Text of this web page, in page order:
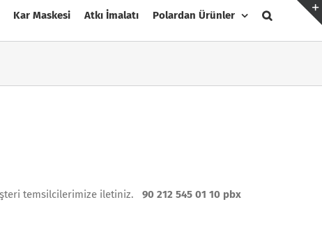
Kar Maskesi Atkı İmalatı Polardan Ürünler
temsilcilerimize iletiniz. 90 212 545 01 10 pbx